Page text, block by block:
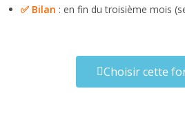
✅ Bilan : en fin du troisième mois
Choisir cette